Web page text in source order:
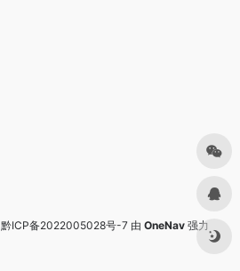
黔ICP备2022005028号-7 由 OneNav 强力